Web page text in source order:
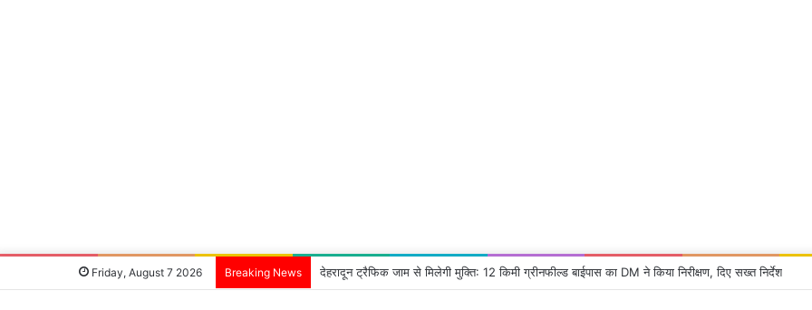
Friday, August 7 2026 Breaking News देहरादून ट्रैफिक जाम से मिलेगी मुक्ति: 12 किमी ग्रीनफील्ड बाईपास का DM ने किया निरीक्षण, दिए सख्त निर्देश